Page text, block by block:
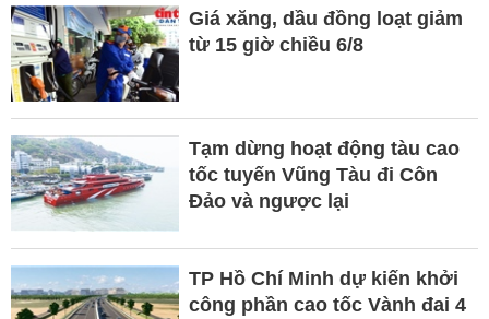
Giá xăng, dầu đồng loạt giảm
từ 15 giờ chiều 6/8
Tạm dừng hoạt động tàu cao
tốc tuyến Vũng Tàu đi Côn
Đảo và ngược lại
TP Hồ Chí Minh dự kiến khởi
công phần cao tốc Vành đai 4